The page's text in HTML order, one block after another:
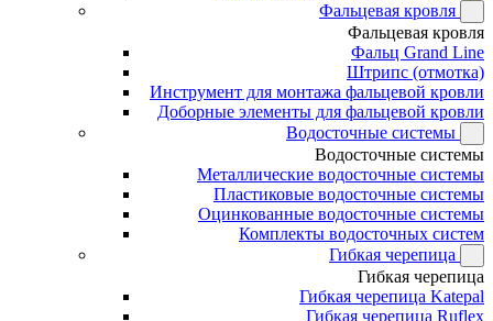
Фальцевая кровля
Фальцевая кровля
Фальц Grand Line
Штрипс (отмотка)
Инструмент для монтажа фальцевой кровли
Доборные элементы для фальцевой кровли
Водосточные системы
Водосточные системы
Металлические водосточные системы
Пластиковые водосточные системы
Оцинкованные водосточные системы
Комплекты водосточных систем
Гибкая черепица
Гибкая черепица
Гибкая черепица Katepal
Гибкая черепица Ruflex